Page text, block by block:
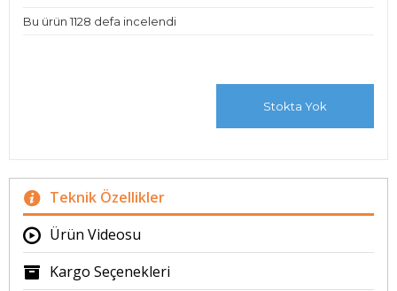
Bu ürün 1128 defa incelendi
Stokta Yok
Teknik Özellikler
Ürün Videosu
Kargo Seçenekleri